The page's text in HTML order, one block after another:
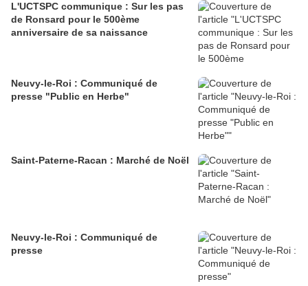
L'UCTSPC communique : Sur les pas
de Ronsard pour le 500ème
anniversaire de sa naissance
Neuvy-le-Roi : Communiqué de
presse "Public en Herbe"
Saint-Paterne-Racan : Marché de Noël
Neuvy-le-Roi : Communiqué de
presse